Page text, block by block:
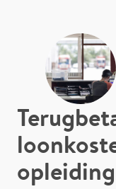
opleiding